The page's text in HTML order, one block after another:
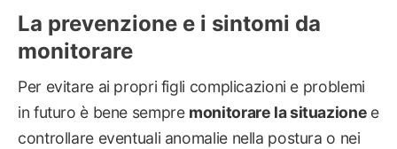
La prevenzione e i sintomi da
monitorare
Per evitare ai propri figli complicazioni e problemi
in futuro è bene sempre monitorare la situazione e
controllare eventuali anomalie nella postura o nei